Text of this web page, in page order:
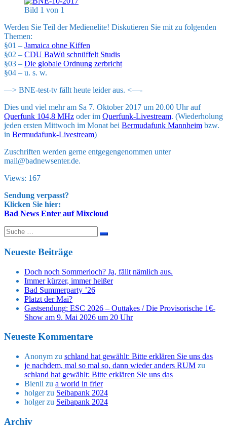
Bild 1 von 1
Werden Sie Teil der Medienelite! Diskutieren Sie mit zu folgenden
Themen:
§01 – Jamaica ohne Kiffen
§02 – CDU BaWü schnüffelt Studis
§03 – Die globale Ordnung zerbricht
§04 – u. s. w.
—> BNE-test-tv fällt heute leider aus. <—-
Dies und viel mehr am Sa 7. Oktober 2017 um 20.00 Uhr auf
Querfunk 104,8 MHz oder im Querfunk-Livestream. (Wiederholung
jeden ersten Mittwoch im Monat bei Bermudafunk Mannheim bzw.
in Bermudafunk-Livestream)
Zuschriften werden gerne entgegengenommen unter
mail@badnewsenter.de.
Views: 167
Sendung verpasst?
Klicken Sie hier:
Bad News Enter auf Mixcloud
Suche
nach:
Neueste Beiträge
Doch noch Sommerloch? Ja, fällt nämlich aus.
Immer kürzer, immer heißer
Bad Summerparty ’26
Platzt der Mai?
Gastsendung: ESC 2026 – Outtakes / Die Provisorische 1€-
Show am 9. Mai 2026 um 20 Uhr
Neueste Kommentare
Anonym zu schland hat gewählt: Bitte erklären Sie uns das
je nachdem, mal so mal so, dann wieder anders RUM zu
schland hat gewählt: Bitte erklären Sie uns das
Bienli zu a world in frier
holgerzu Seibapank 2024
holgerzu Seibapank 2024
Archiv